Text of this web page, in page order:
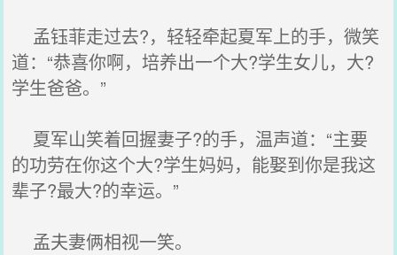
孟钰菲走过去?，轻轻牵起夏军上的手，微笑
道：“恭喜你啊，培养出一个大?学生女儿，大?
学生爸爸。”
夏军山笑着回握妻子?的手，温声道：“主要
的功劳在你这个大?学生妈妈，能娶到你是我这
辈子?最大?的幸运。”
孟夫妻俩相视一笑。